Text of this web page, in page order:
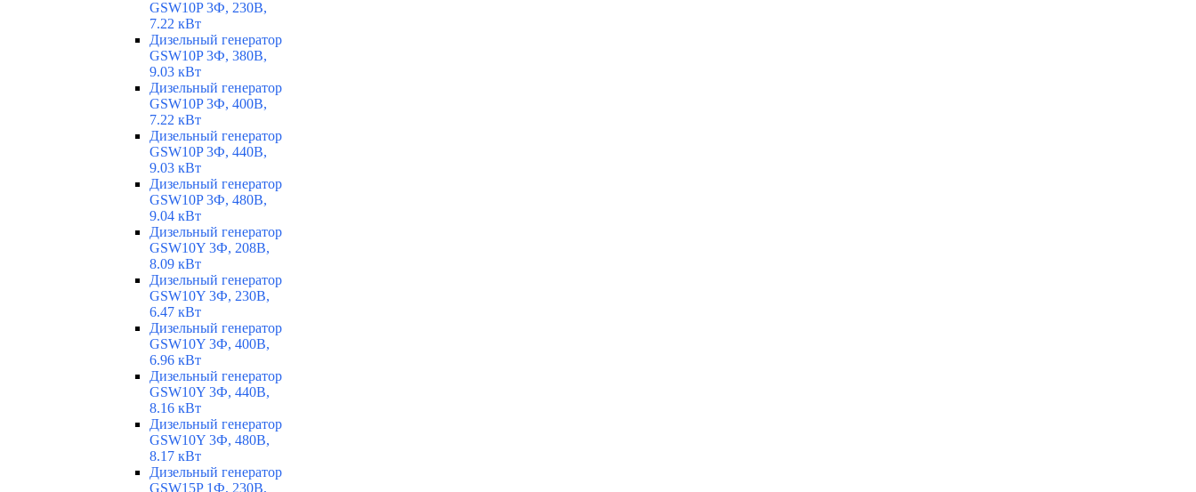
GSW10P 3Ф, 230В,
7.22 кВт
Дизельный генератор
GSW10P 3Ф, 380В,
9.03 кВт
Дизельный генератор
GSW10P 3Ф, 400В,
7.22 кВт
Дизельный генератор
GSW10P 3Ф, 440В,
9.03 кВт
Дизельный генератор
GSW10P 3Ф, 480В,
9.04 кВт
Дизельный генератор
GSW10Y 3Ф, 208В,
8.09 кВт
Дизельный генератор
GSW10Y 3Ф, 230В,
6.47 кВт
Дизельный генератор
GSW10Y 3Ф, 400В,
6.96 кВт
Дизельный генератор
GSW10Y 3Ф, 440В,
8.16 кВт
Дизельный генератор
GSW10Y 3Ф, 480В,
8.17 кВт
Дизельный генератор
GSW15P 1Ф, 230В,